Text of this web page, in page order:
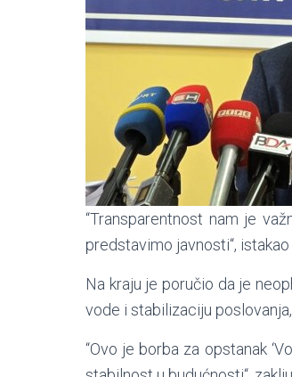
“Transparentnost nam je
predstavimo javnosti“, istakao
Na kraju je poručio da je
vode i stabilizaciju
“Ovo je borba za opstanak